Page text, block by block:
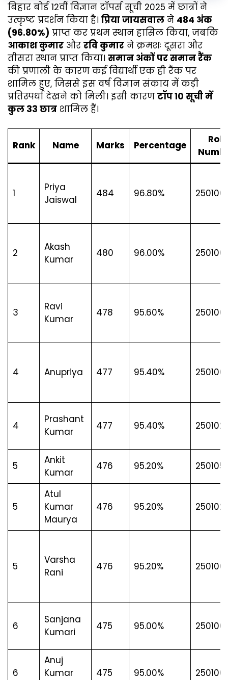
बिहार बोर्ड 12वीं विज्ञान टॉपर्स सूची 2025 में छात्रों ने
उत्कृष्ट प्रदर्शन किया है। प्रिया जायसवाल ने 484 अंक
(96.80%) प्राप्त कर प्रथम स्थान हासिल किया, जबकि
आकाश कुमार और रवि कुमार ने क्रमशः दूसरा और
तीसरा स्थान प्राप्त किया। समान अंकों पर समान रैंक
की प्रणाली के कारण कई विद्यार्थी एक ही रैंक पर
शामिल हुए, जिससे इस वर्ष विज्ञान संकाय में कड़ी
प्रतिस्पर्धा देखने को मिली। इसी कारण टॉप 10 सूची में
कुल 33 छात्र शामिल हैं।
Rank Name Marks Percentage
Roll
1
Priya
Jaiswal
484 96.80%
2
Akash
Kumar
480 96.00%
3
Ravi
Kumar
478 95.60%
4 Anupriya 477 95.40%
4
Prashant
Kumar
477 95.40%
5
Ankit
Kumar
476 95.20%
5
Atul
Kumar
Maurya
476 95.20%
5
Varsha
Rani
476 95.20%
6
Sanjana
Kumari
475 95.00%
6
Anuj
Kumar
475 95.00%